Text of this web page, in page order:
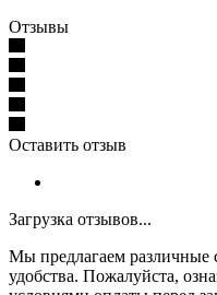
Отзывы
Оставить отзыв
Загрузка отзывов...
Мы предлагаем различные
удобства. Пожалуйста,